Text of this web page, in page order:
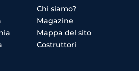
Chi siamo?
Magazine
Mappa del sito
Costruttori